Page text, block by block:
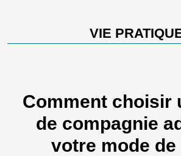
VIE
Comment choisir
de compagnie
votre mode de